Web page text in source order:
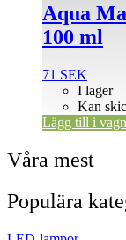
Aqua
100 ml
71 SEK
I lager
Kan
Lägg till i vagn
Våra mest
Populära